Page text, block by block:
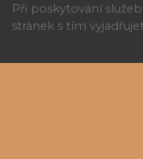
Při poskytování
stránek s tím